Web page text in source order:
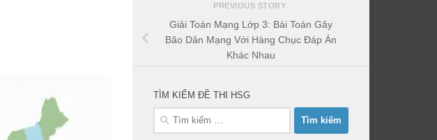
PREVIOUS STORY
Giải Toán Mạng Lớp 3: Bài Toán Gây
Bão Dân Mạng Với Hàng Chục Đáp Án
Khác Nhau
TÌM KIẾM ĐỀ THI HSG
Tìm